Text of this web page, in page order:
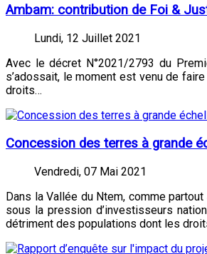
Ambam: contribution de Foi &
Lundi, 12 Juillet 2021
Avec le décret N°2021/2793 du
s’adossait, le moment est venu de
droits…
Concession des terres à grande
Vendredi, 07 Mai 2021
Dans la Vallée du Ntem, comme
sous la pression d’investisseurs
détriment des populations dont les